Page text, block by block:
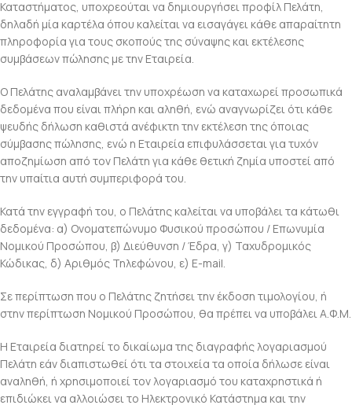
Καταστήματος, υποχρεούται να δημιουργήσει προφίλ Πελάτη,
δηλαδή μία καρτέλα όπου καλείται να εισαγάγει κάθε απαραίτητη
πληροφορία για τους σκοπούς της σύναψης και εκτέλεσης
συμβάσεων πώλησης με την Εταιρεία.
Ο Πελάτης αναλαμβάνει την υποχρέωση να καταχωρεί προσωπικά
δεδομένα που είναι πλήρη και αληθή, ενώ αναγνωρίζει ότι κάθε
ψευδής δήλωση καθιστά ανέφικτη την εκτέλεση της όποιας
σύμβασης πώλησης, ενώ η Εταιρεία επιφυλάσσεται για τυχόν
αποζημίωση από τον Πελάτη για κάθε θετική ζημία υποστεί από
την υπαίτια αυτή συμπεριφορά του.
Κατά την εγγραφή του, ο Πελάτης καλείται να υποβάλει τα κάτωθι
δεδομένα: α) Ονοματεπώνυμο Φυσικού προσώπου / Επωνυμία
Νομικού Προσώπου, β) Διεύθυνση / Έδρα, γ) Ταχυδρομικός
Κώδικας, δ) Αριθμός Τηλεφώνου, ε) Ε-mail.
Σε περίπτωση που ο Πελάτης ζητήσει την έκδοση τιμολογίου, ή
στην περίπτωση Νομικού Προσώπου, θα πρέπει να υποβάλει Α.Φ.Μ.
Η Εταιρεία διατηρεί το δικαίωμα της διαγραφής λογαριασμού
Πελάτη εάν διαπιστωθεί ότι τα στοιχεία τα οποία δήλωσε είναι
αναληθή, ή χρησιμοποιεί τον λογαριασμό του καταχρηστικά ή
επιδιώκει να αλλοιώσει το Ηλεκτρονικό Κατάστημα και την